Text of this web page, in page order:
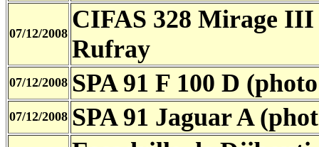
07/12/2008 CIFAS 328 Mirage
Rufray
07/12/2008 SPA 91 F 100 D
07/12/2008 SPA 91 Jaguar A